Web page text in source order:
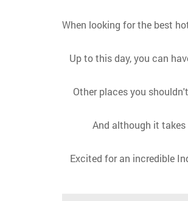
When looking for the best
Up to this day, you can
Other places you
And although it
Excited for an incredible